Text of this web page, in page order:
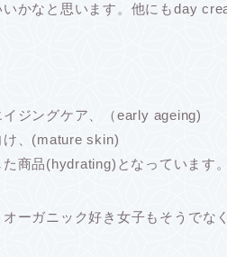
かなと思います。他にもday
ジングケア、（early ageing)
け、(mature skin)
商品(hydrating)となっています。
ーガニック好き女子もそうでな